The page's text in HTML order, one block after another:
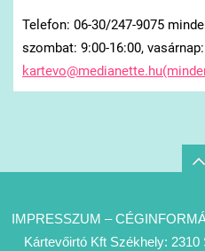
Telefon: 06-30/247-9075
szombat: 9:00-16:00,
IMPRESSZUM –
Kártevőirtó Kft Székhely: